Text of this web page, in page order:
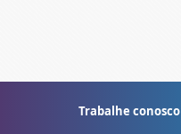
Trabalhe conosco